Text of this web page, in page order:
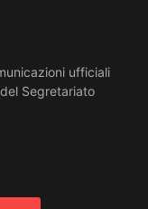
ufficiali
Segretariato